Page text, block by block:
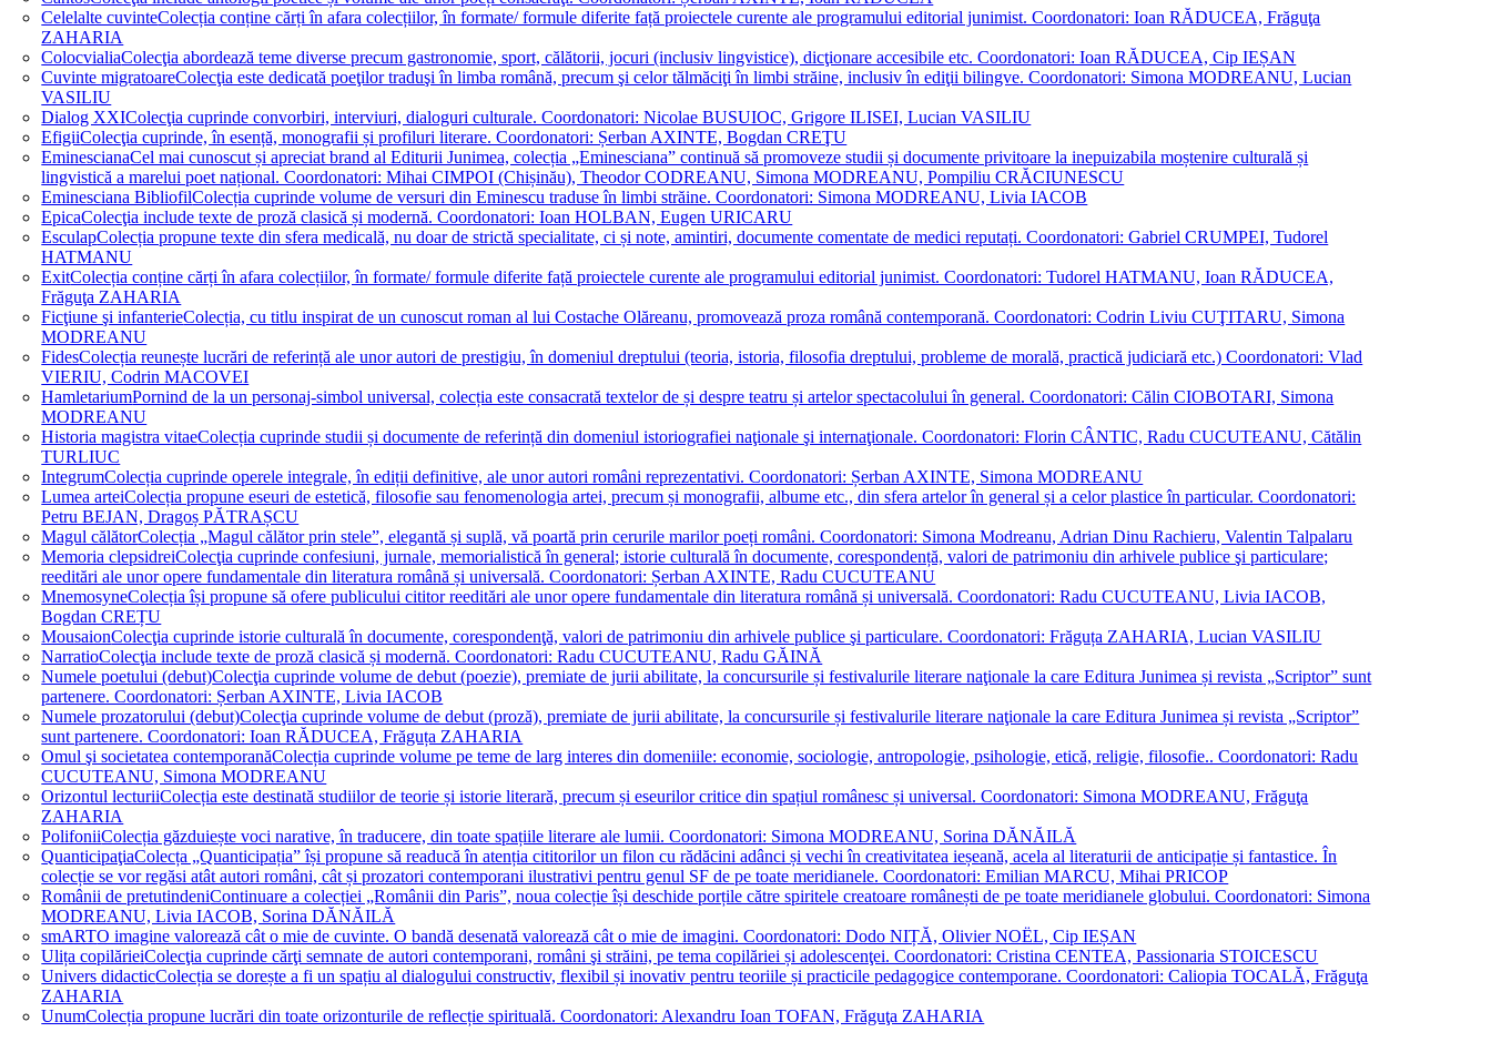
Celelalte cuvinteColecția conține cărți în afara colecțiilor, în formate/ formule diferite față proiectele curente ale programului editorial junimist. Coordonatori: Ioan RĂDUCEA, Frăguţa
ZAHARIA
ColocvialiaColecţia abordează teme diverse precum gastronomie, sport, călătorii, jocuri (inclusiv lingvistice), dicţionare accesibile etc. Coordonatori: Ioan RĂDUCEA, Cip IEȘAN
Cuvinte migratoareColecţia este dedicată poeţilor traduşi în limba română, precum şi celor tălmăciţi în limbi străine, inclusiv în ediţii bilingve. Coordonatori: Simona MODREANU, Lucian
VASILIU
Dialog XXIColecţia cuprinde convorbiri, interviuri, dialoguri culturale. Coordonatori: Nicolae BUSUIOC, Grigore ILISEI, Lucian VASILIU
EfigiiColecţia cuprinde, în esență, monografii și profiluri literare. Coordonatori: Șerban AXINTE, Bogdan CREŢU
EminescianaCel mai cunoscut și apreciat brand al Editurii Junimea, colecția „Eminesciana” continuă să promoveze studii și documente privitoare la inepuizabila moștenire culturală și
lingvistică a marelui poet național. Coordonatori: Mihai CIMPOI (Chișinău), Theodor CODREANU, Simona MODREANU, Pompiliu CRĂCIUNESCU
Eminesciana BibliofilColecția cuprinde volume de versuri din Eminescu traduse în limbi străine. Coordonatori: Simona MODREANU, Livia IACOB
EpicaColecţia include texte de proză clasică și modernă. Coordonatori: Ioan HOLBAN, Eugen URICARU
EsculapColecția propune texte din sfera medicală, nu doar de strictă specialitate, ci și note, amintiri, documente comentate de medici reputați. Coordonatori: Gabriel CRUMPEI, Tudorel
HATMANU
ExitColecția conține cărți în afara colecțiilor, în formate/ formule diferite față proiectele curente ale programului editorial junimist. Coordonatori: Tudorel HATMANU, Ioan RĂDUCEA,
Frăguţa ZAHARIA
Ficţiune şi infanterieColecția, cu titlu inspirat de un cunoscut roman al lui Costache Olăreanu, promovează proza română contemporană. Coordonatori: Codrin Liviu CUŢITARU, Simona
MODREANU
FidesColecția reunește lucrări de referință ale unor autori de prestigiu, în domeniul dreptului (teoria, istoria, filosofia dreptului, probleme de morală, practică judiciară etc.) Coordonatori: Vlad
VIERIU, Codrin MACOVEI
HamletariumPornind de la un personaj-simbol universal, colecția este consacrată textelor de și despre teatru și artelor spectacolului în general. Coordonatori: Călin CIOBOTARI, Simona
MODREANU
Historia magistra vitaeColecția cuprinde studii și documente de referință din domeniul istoriografiei naţionale şi internaţionale. Coordonatori: Florin CÂNTIC, Radu CUCUTEANU, Cătălin
TURLIUC
IntegrumColecția cuprinde operele integrale, în ediții definitive, ale unor autori români reprezentativi. Coordonatori: Șerban AXINTE, Simona MODREANU
Lumea arteiColecția propune eseuri de estetică, filosofie sau fenomenologia artei, precum și monografii, albume etc., din sfera artelor în general și a celor plastice în particular. Coordonatori:
Petru BEJAN, Dragoș PĂTRAȘCU
Magul călătorColecția „Magul călător prin stele”, elegantă și suplă, vă poartă prin cerurile marilor poeți români. Coordonatori: Simona Modreanu, Adrian Dinu Rachieru, Valentin Talpalaru
Memoria clepsidreiColecţia cuprinde confesiuni, jurnale, memorialistică în general; istorie culturală în documente, corespondență, valori de patrimoniu din arhivele publice şi particulare;
reeditări ale unor opere fundamentale din literatura română și universală. Coordonatori: Șerban AXINTE, Radu CUCUTEANU
MnemosyneColecția își propune să ofere publicului cititor reeditări ale unor opere fundamentale din literatura română și universală. Coordonatori: Radu CUCUTEANU, Livia IACOB,
Bogdan CREȚU
MousaionColecţia cuprinde istorie culturală în documente, corespondenţă, valori de patrimoniu din arhivele publice şi particulare. Coordonatori: Frăguța ZAHARIA, Lucian VASILIU
NarratioColecţia include texte de proză clasică și modernă. Coordonatori: Radu CUCUTEANU, Radu GĂINĂ
Numele poetului (debut)Colecţia cuprinde volume de debut (poezie), premiate de jurii abilitate, la concursurile și festivalurile literare naţionale la care Editura Junimea și revista „Scriptor” sunt
partenere. Coordonatori: Șerban AXINTE, Livia IACOB
Numele prozatorului (debut)Colecţia cuprinde volume de debut (proză), premiate de jurii abilitate, la concursurile și festivalurile literare naţionale la care Editura Junimea și revista „Scriptor”
sunt partenere. Coordonatori: Ioan RĂDUCEA, Frăguța ZAHARIA
Omul şi societatea contemporanăColecția cuprinde volume pe teme de larg interes din domeniile: economie, sociologie, antropologie, psihologie, etică, religie, filosofie.. Coordonatori: Radu
CUCUTEANU, Simona MODREANU
Orizontul lecturiiColecția este destinată studiilor de teorie și istorie literară, precum și eseurilor critice din spațiul românesc și universal. Coordonatori: Simona MODREANU, Frăguţa
ZAHARIA
PolifoniiColecția găzduiește voci narative, în traducere, din toate spațiile literare ale lumii. Coordonatori: Simona MODREANU, Sorina DĂNĂILĂ
QuanticipaţiaColecța „Quanticipația” își propune să readucă în atenția cititorilor un filon cu rădăcini adânci și vechi în creativitatea ieșeană, acela al literaturii de anticipație și fantastice. În
colecție se vor regăsi atât autori români, cât și prozatori contemporani ilustrativi pentru genul SF de pe toate meridianele. Coordonatori: Emilian MARCU, Mihai PRICOP
Românii de pretutindeniContinuare a colecției „Românii din Paris”, noua colecție își deschide porțile către spiritele creatoare românești de pe toate meridianele globului. Coordonatori: Simona
MODREANU, Livia IACOB, Sorina DĂNĂILĂ
smARTO imagine valorează cât o mie de cuvinte. O bandă desenată valorează cât o mie de imagini. Coordonatori: Dodo NIȚĂ, Olivier NOËL, Cip IEȘAN
Ulița copilărieiColecţia cuprinde cărţi semnate de autori contemporani, români şi străini, pe tema copilăriei și adolescenţei. Coordonatori: Cristina CENTEA, Passionaria STOICESCU
Univers didacticColecția se dorește a fi un spațiu al dialogului constructiv, flexibil și inovativ pentru teoriile și practicile pedagogice contemporane. Coordonatori: Caliopia TOCALĂ, Frăguţa
ZAHARIA
UnumColecția propune lucrări din toate orizonturile de reflecție spirituală. Coordonatori: Alexandru Ioan TOFAN, Frăguţa ZAHARIA